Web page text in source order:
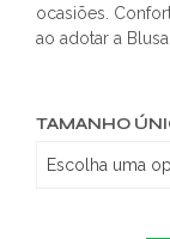
ocasiões.
ao adotar a
TAMANHO